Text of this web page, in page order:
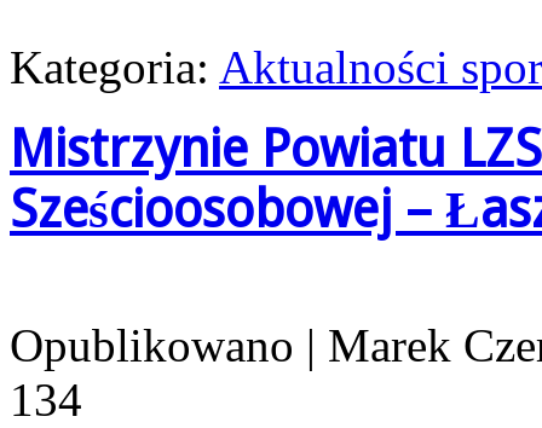
Kategoria: Aktualności
Mistrzynie Powiatu
Sześcioosobowej –
Opublikowano | Marek
134